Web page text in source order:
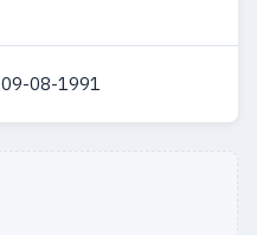
09-08-1991